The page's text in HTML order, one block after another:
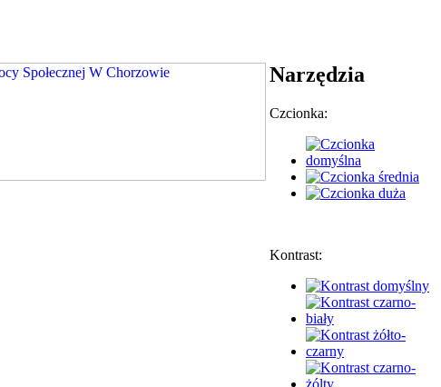
Narzędzia
Czcionka:
Kontrast: